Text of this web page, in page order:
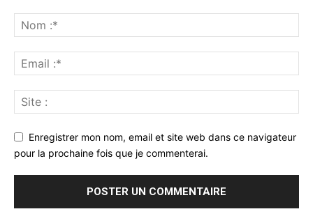
Enregistrer mon nom, email et site web dans ce navigateur
pour la prochaine fois que je commenterai.